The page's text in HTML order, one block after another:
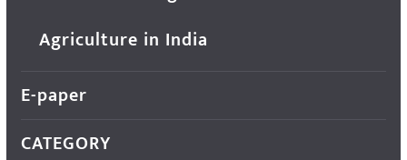
Agriculture in India
E-paper
CATEGORY